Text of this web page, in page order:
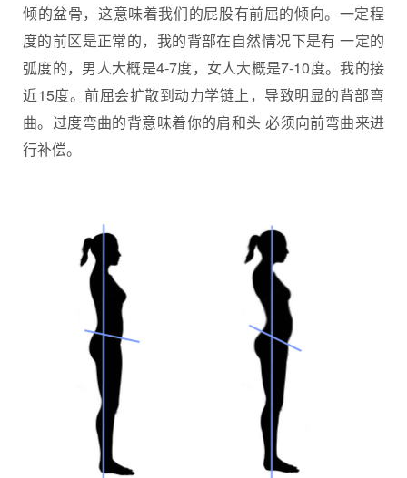
倾的盆骨，这意味着我们的屁股有前屈的倾向。一定程
度的前区是正常的，我的背部在自然情况下是有 一定的
弧度的，男人大概是4-7度，女人大概是7-10度。我的接
近15度。前屈会扩散到动力学链上，导致明显的背部弯
曲。过度弯曲的背意味着你的肩和头 必须向前弯曲来进
行补偿。